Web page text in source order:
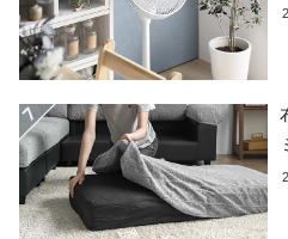
お
支
払
い
に
つ
い
て